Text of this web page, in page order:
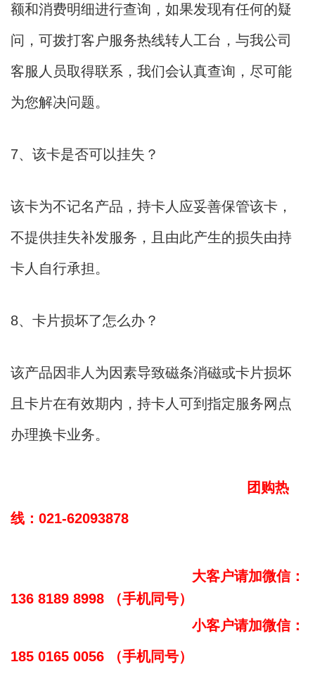
额和消费明细进行查询，如果发现有任何的疑
问，可拨打客户服务热线转人工台，与我公司
客服人员取得联系，我们会认真查询，尽可能
为您解决问题。
7、该卡是否可以挂失？
该卡为不记名产品，持卡人应妥善保管该卡，
不提供挂失补发服务，且由此产生的损失由持
卡人自行承担。
8、卡片损坏了怎么办？
该产品因非人为因素导致磁条消磁或卡片损坏
且卡片在有效期内，持卡人可到指定服务网点
办理换卡业务。
团购热
线：021-62093878
大客户请加微信：
136 8189 8998 （手机同号）
小客户请加微信：
185 0165 0056 （手机同号）